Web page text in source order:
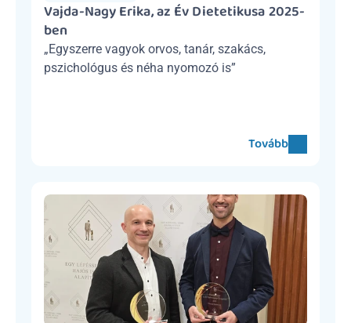
Vajda-Nagy Erika, az Év Dietetikusa 2025-
ben
„Egyszerre vagyok orvos, tanár, szakács,
pszichológus és néha nyomozó is”
Tovább